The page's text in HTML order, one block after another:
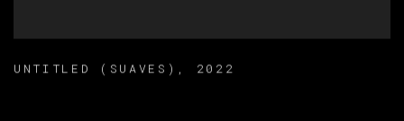
UNTITLED (SUAVES) , 2022